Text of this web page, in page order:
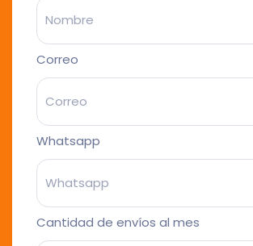
Correo
Whatsapp
Cantidad de envíos al mes